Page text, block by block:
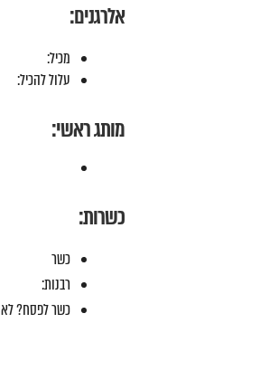
אלרגנים:
מכיל:
עלול להכיל:
מותג ראשי:
כשרות:
כשר
רבנות:
כשר לפסח? לא